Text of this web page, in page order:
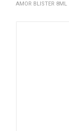
AMOR BLISTER 8ML